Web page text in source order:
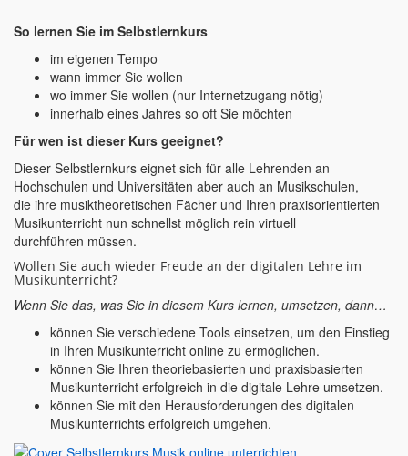
So lernen Sie im Selbstlernkurs
im eigenen Tempo
wann immer Sie wollen
wo immer Sie wollen (nur Internetzugang nötig)
innerhalb eines Jahres so oft Sie möchten
Für wen ist dieser Kurs geeignet?
Dieser Selbstlernkurs eignet sich für alle Lehrenden an
Hochschulen und Universitäten aber auch an Musikschulen,
die ihre musiktheoretischen Fächer und Ihren praxisorientierten
Musikunterricht nun schnellst möglich rein virtuell
durchführen müssen.
Wollen Sie auch wieder Freude an der digitalen Lehre im
Musikunterricht?
Wenn Sie das, was Sie in diesem Kurs lernen, umsetzen, dann…
können Sie verschiedene Tools einsetzen, um den Einstieg
in Ihren Musikunterricht online zu ermöglichen.
können Sie Ihren theoriebasierten und praxisbasierten
Musikunterricht erfolgreich in die digitale Lehre umsetzen.
können Sie mit den Herausforderungen des digitalen
Musikunterrichts erfolgreich umgehen.